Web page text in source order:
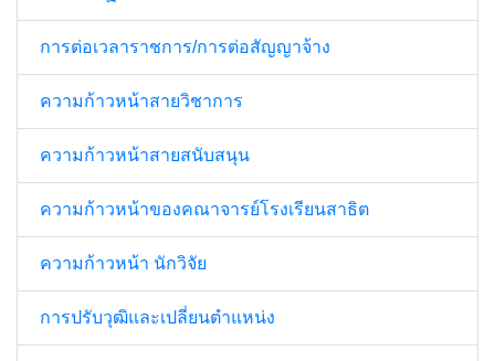
การต่อเวลาราชการ/การต่อสัญญาจ้าง
ความก้าวหน้าสายวิชาการ
ความก้าวหน้าสายสนับสนุน
ความก้าวหน้าของคณาจารย์โรงเรียนสาธิต
ความก้าวหน้า นักวิจัย
การปรับวุฒิและเปลี่ยนตำแหน่ง